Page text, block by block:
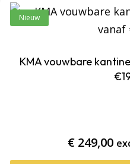
KMA vouwbare
Nieuw
€ 249,00